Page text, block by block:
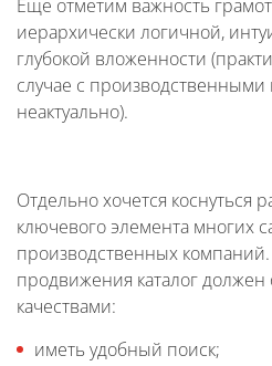
Еще отметим важность
иерархически логичной,
глубокой вложенности
случае с
неактуально).
Отдельно хочется коснуться
ключевого элемента многих
производственных
продвижения каталог должен
качествами:
иметь удобный поиск;